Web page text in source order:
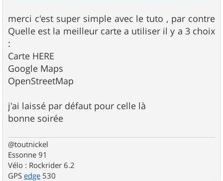
merci c'est super simple avec le tuto , par contre
Quelle est la meilleur carte a utiliser il y a 3 choix
:
Carte HERE
Google Maps
OpenStreetMap
j'ai laissé par défaut pour celle là
bonne soirée
@toutnickel
Essonne 91
Vélo : Rockrider 6.2
GPS edge 530